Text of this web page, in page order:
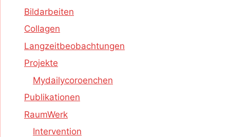
Bildarbeiten
Collagen
Langzeitbeobachtungen
Projekte
Mydailycoroenchen
Publikationen
RaumWerk
Intervention